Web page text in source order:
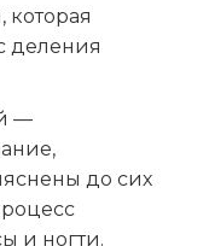
деления
—
до сих
и ногти.